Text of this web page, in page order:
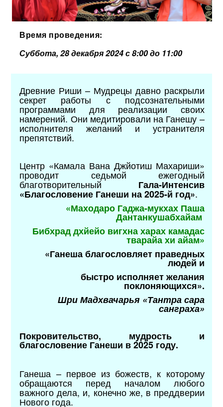
Время проведения:
Суббота, 28 декабря 2024 с 8:00 до 11:00
Древние Риши – Мудрецы давно раскрыли
секрет работы с подсознательными
программами для реализации своих
намерений. Они медитировали на Ганешу –
исполнителя желаний и устранителя
препятствий.
Центр «Камала Вана Джйотиш Махариши»
проводит седьмой ежегодный
благотворительный Гала-Интенсив
«Благословение Ганеши на 2025-й год».
«Маходаро Гаджа-мукхах Паша
Дантанкушабхайам
Бибхрад дхйейо вигхна харах камадас
тварайа хи айам»
«Ганеша благословляет праведных
людей и
быстро исполняет желания
поклоняющихся».
Шри Мадхвачарья «Тантра сара
санграха»
Покровительство, мудрость и
благословение Ганеши в 2025 году.
Ганеша – первое из божеств, к которому
обращаются перед началом любого
важного дела, и, конечно же, в преддверии
Нового года.